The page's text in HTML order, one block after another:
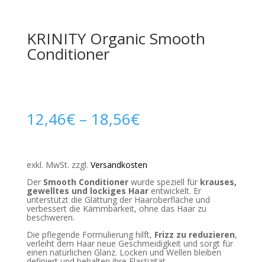
KRINITY Organic Smooth
Conditioner
12,46€– 18,56€
exkl. MwSt. zzgl. Versandkosten
Der Smooth Conditionerwurde speziell für krauses,
gewelltes und lockiges Haarentwickelt. Er
unterstützt die Glättung der Haaroberfläche und
verbessert die Kämmbarkeit, ohne das Haar zu
beschweren.
Die pflegende Formulierung hilft, Frizz zu reduzieren,
verleiht dem Haar neue Geschmeidigkeit und sorgt für
einen natürlichen Glanz. Locken und Wellen bleiben